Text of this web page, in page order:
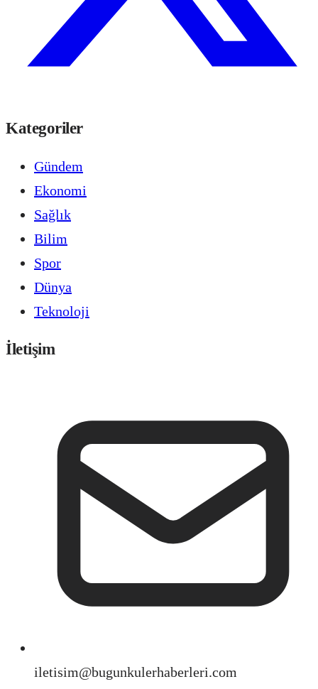
Kategoriler
Gündem
Ekonomi
Sağlık
Bilim
Spor
Dünya
Teknoloji
İletişim
iletisim@bugunkulerhaberleri.com